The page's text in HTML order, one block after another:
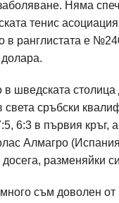
Няма
тенис
в ранглистата е
шведската столица
света сръбски
6:3 в първия кръг,
Алмагро
разменяйки
съм доволен